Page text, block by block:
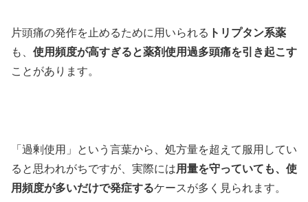
片頭痛の発作を止めるために用いられる トリプタン系薬
も、 使用頻度が高すぎると薬剤使用過多頭痛を引き起こす
ことがあります。
「過剰使用」という言葉から、処方量を超えて服用してい
ると思われがちですが、実際には用量を守っていても、使
用頻度が多いだけで発症するケースが多く見られます。